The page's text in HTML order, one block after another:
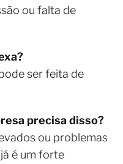
ou falta de
ser feita de
precisa disso?
ou problemas
é um forte